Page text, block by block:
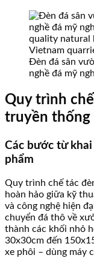
Đèn đá sân
nghề đá mỹ
Quy trình
truyền thống
Các bước từ
phẩm
Quy trình chế tác
hoàn hảo giữa kỹ
và công nghệ hiện
chuyển đá thô về
thành các khối nhỏ
30x30cm đến
xe phôi – dùng máy